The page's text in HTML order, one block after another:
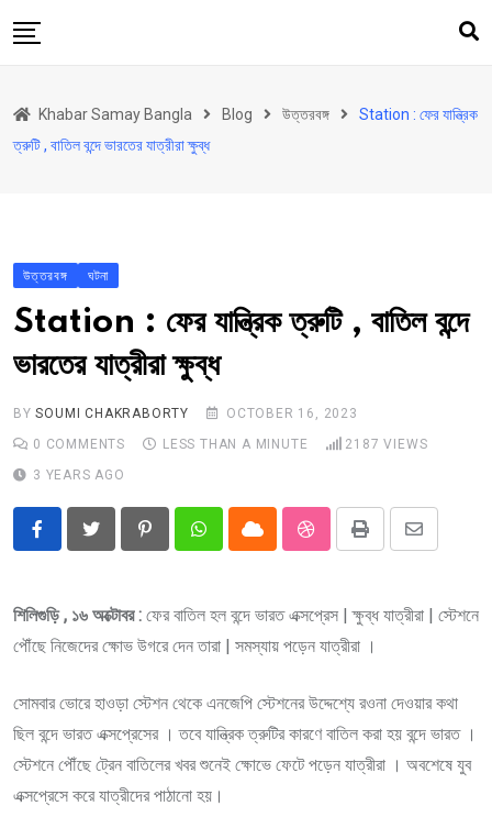
to
উত্তরবঙ্গ
আরও কিছু
Contact
Khabar Samay Hindi
Khabar Samay Bangla Blog উত্তরবঙ্গ
Station : ফের যান্ত্রিক
ত্রুটি , বাতিল বন্দে ভারতের যাত্রীরা ক্ষুব্ধ
উত্তরবঙ্গ ঘটনা
Station : ফের যান্ত্রিক ত্রুটি , বাতিল বন্দে
ভারতের যাত্রীরা ক্ষুব্ধ
BYSOUMI CHAKRABORTY
OCTOBER 16, 2023
0 COMMENTS LESS THAN A MINUTE 2187 VIEWS
3 YEARS AGO
PinterestWhatsappCloud StumbleUpon
Print
Share
Email
শিলিগুড়ি , ১৬ অক্টোবর : ফের বাতিল হল বন্দে ভারত এক্সপ্রেস | ক্ষুব্ধ যাত্রীরা | স্টেশনে
পৌঁছে নিজেদের ক্ষোভ উগরে দেন তারা | সমস্যায় পড়েন যাত্রীরা ।
সোমবার ভোরে হাওড়া স্টেশন থেকে এনজেপি স্টেশনের উদ্দেশ্যে রওনা দেওয়ার কথা
ছিল বন্দে ভারত এক্সপ্রেসের । তবে যান্ত্রিক ত্রুটির কারণে বাতিল করা হয় বন্দে ভারত ।
স্টেশনে পৌঁছে ট্রেন বাতিলের খবর শুনেই ক্ষোভে ফেটে পড়েন যাত্রীরা । অবশেষে যুব
এক্সপ্রেসে করে যাত্রীদের পাঠানো হয়।